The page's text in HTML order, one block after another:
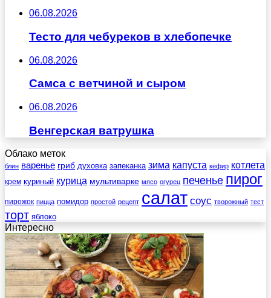
06.08.2026
Тесто для чебуреков в хлебопечке
06.08.2026
Самса с ветчиной и сыром
06.08.2026
Венгерская ватрушка
Облако меток
блин варенье гриб духовка запеканка зима капуста кефир котлета
крем куриный курица мультиварке мясо огурец печенье пирог
пирожок пицца помидор простой рецепт салат соус творожный тест
торт яблоко
Интересно